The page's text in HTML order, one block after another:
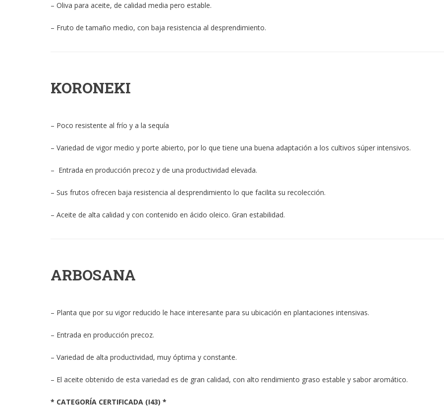
– Oliva para aceite, de calidad media pero estable.
– Fruto de tamaño medio, con baja resistencia al desprendimiento.
KORONEKI
– Poco resistente al frío y a la sequía
– Variedad de vigor medio y porte abierto, por lo que tiene una buena adaptación a los cultivos súper intensivos.
– Entrada en producción precoz y de una productividad elevada.
– Sus frutos ofrecen baja resistencia al desprendimiento lo que facilita su recolección.
– Aceite de alta calidad y con contenido en ácido oleico. Gran estabilidad.
ARBOSANA
– Planta que por su vigor reducido le hace interesante para su ubicación en plantaciones intensivas.
– Entrada en producción precoz.
– Variedad de alta productividad, muy óptima y constante.
– El aceite obtenido de esta variedad es de gran calidad, con alto rendimiento graso estable y sabor aromático.
* CATEGORÍA CERTIFICADA (I43) *